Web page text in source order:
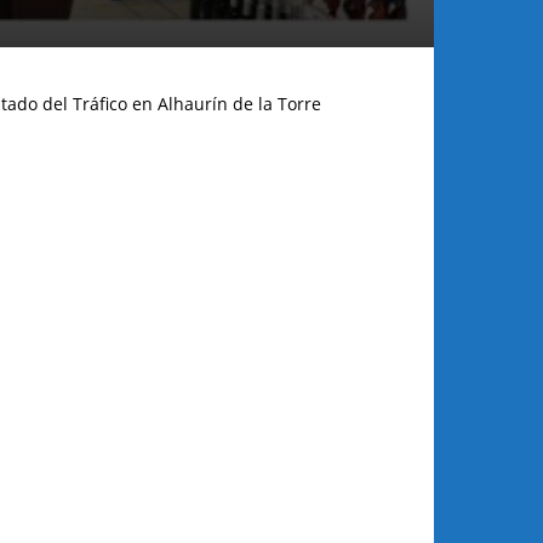
del Tráfico en Alhaurín de la Torre